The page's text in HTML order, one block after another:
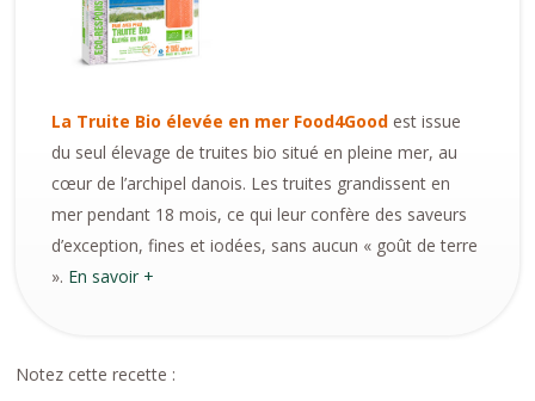
La Truite Bio élevée en mer Food4Good est issue
du seul élevage de truites bio situé en pleine mer, au
cœur de l’archipel danois. Les truites grandissent en
mer pendant 18 mois, ce qui leur confère des saveurs
d’exception, fines et iodées, sans aucun « goût de terre
». En savoir +
Notez cette recette :